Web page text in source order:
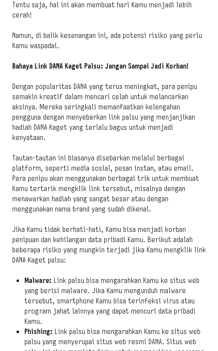
Tentu saja, hal ini akan membuat hari Kamu menjadi lebih
cerah!
Namun, di balik kesenangan ini, ada potensi risiko yang perlu
Kamu waspadai.
Bahaya Link DANA Kaget Palsu: Jangan Sampai Jadi Korban!
Dengan popularitas DANA yang terus meningkat, para penipu
semakin kreatif dalam mencari celah untuk melancarkan
aksinya. Mereka seringkali memanfaatkan kelengahan
pengguna dengan menyebarkan link palsu yang menjanjikan
hadiah DANA Kaget yang terlalu bagus untuk menjadi
kenyataan.
Tautan-tautan ini biasanya disebarkan melalui berbagai
platform, seperti media sosial, pesan instan, atau email.
Para penipu akan menggunakan berbagai trik untuk membuat
Kamu tertarik mengklik link tersebut, misalnya dengan
menawarkan hadiah yang sangat besar atau dengan
menggunakan nama brand yang sudah dikenal.
Jika Kamu tidak berhati-hati, Kamu bisa menjadi korban
penipuan dan kehilangan data pribadi Kamu. Berikut adalah
beberapa risiko yang mungkin terjadi jika Kamu mengklik link
DANA Kaget palsu:
Malware: Link palsu bisa mengarahkan Kamu ke situs web
yang berisi malware. Jika Kamu mengunduh malware
tersebut, smartphone Kamu bisa terinfeksi virus atau
program jahat lainnya yang dapat mencuri data pribadi
Kamu.
Phishing: Link palsu bisa mengarahkan Kamu ke situs web
palsu yang menyerupai situs web resmi DANA. Situs web